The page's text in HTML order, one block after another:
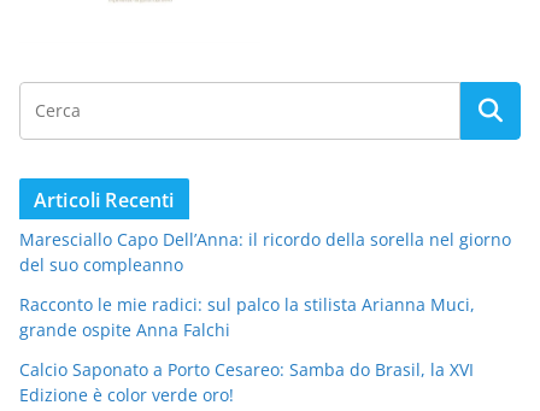
Articoli Recenti
Maresciallo Capo Dell’Anna: il ricordo della sorella nel giorno
del suo compleanno
Racconto le mie radici: sul palco la stilista Arianna Muci,
grande ospite Anna Falchi
Calcio Saponato a Porto Cesareo: Samba do Brasil, la XVI
Edizione è color verde oro!